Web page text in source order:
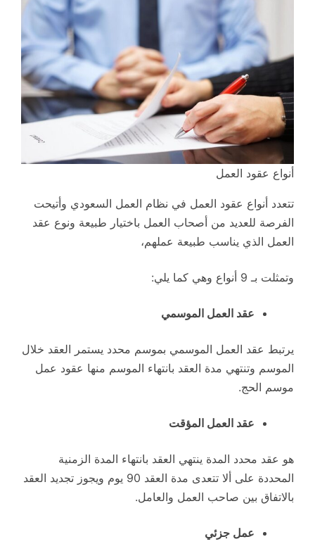
أنواع عقود العمل
تتعدد أنواع عقود العمل في نظام العمل السعودي وأتيحت
الفرصة للعديد من أصحاب العمل باختيار طبيعة ونوع عقد
العمل الذي يناسب طبيعة عملهم،
وتمثلت بـ 9 أنواع وهي كما يلي:
عقد العمل الموسمي
يرتبط عقد العمل الموسمي بموسم محدد يستمر العقد خلال
الموسم وتنتهي مدة العقد بانتهاء الموسم منها عقود عمل
موسم الحج.
عقد العمل المؤقت
هو عقد محدد المدة ينتهي العقد بانتهاء المدة الزمنية
المحددة على ألا تتعدى مدة العقد 90 يوم ويجوز تجديد العقد
بالاتفاق بين صاحب العمل والعامل.
عمل جزئي